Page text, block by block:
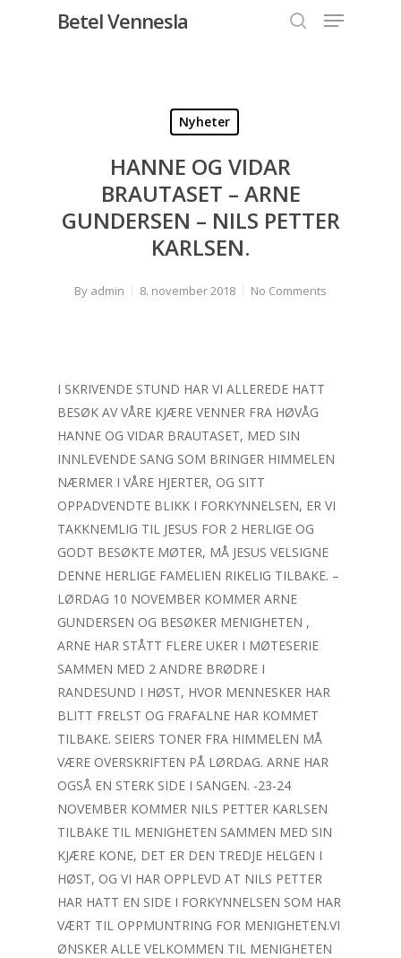
Betel Vennesla Menu
Nyheter
HANNE OG VIDAR
BRAUTASET – ARNE
GUNDERSEN – NILS PETTER
KARLSEN.
By admin 8. november 2018 No Comments
I SKRIVENDE STUND HAR VI ALLEREDE HATT
BESØK AV VÅRE KJÆRE VENNER FRA HØVÅG
HANNE OG VIDAR BRAUTASET, MED SIN
INNLEVENDE SANG SOM BRINGER HIMMELEN
NÆRMER I VÅRE HJERTER, OG SITT
OPPADVENDTE BLIKK I FORKYNNELSEN, ER VI
TAKKNEMLIG TIL JESUS FOR 2 HERLIGE OG
GODT BESØKTE MØTER, MÅ JESUS VELSIGNE
DENNE HERLIGE FAMELIEN RIKELIG TILBAKE. –
LØRDAG 10 NOVEMBER KOMMER ARNE
GUNDERSEN OG BESØKER MENIGHETEN ,
ARNE HAR STÅTT FLERE UKER I MØTESERIE
SAMMEN MED 2 ANDRE BRØDRE I
RANDESUND I HØST, HVOR MENNESKER HAR
BLITT FRELST OG FRAFALNE HAR KOMMET
TILBAKE. SEIERS TONER FRA HIMMELEN MÅ
VÆRE OVERSKRIFTEN PÅ LØRDAG. ARNE HAR
OGSÅ EN STERK SIDE I SANGEN. -23-24
NOVEMBER KOMMER NILS PETTER KARLSEN
TILBAKE TIL MENIGHETEN SAMMEN MED SIN
KJÆRE KONE, DET ER DEN TREDJE HELGEN I
HØST, OG VI HAR OPPLEVD AT NILS PETTER
HAR HATT EN SIDE I FORKYNNELSEN SOM HAR
VÆRT TIL OPPMUNTRING FOR MENIGHETEN.VI
ØNSKER ALLE VELKOMMEN TIL MENIGHETEN